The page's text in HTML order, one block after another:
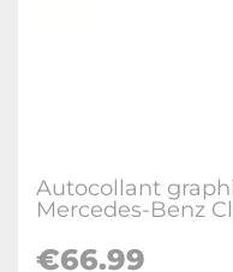
Autocollant
Mercedes-Benz
€66.99